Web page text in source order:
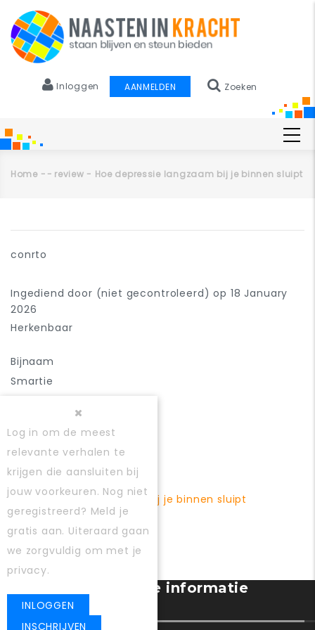
Overslaan
en
naar
Inloggen AANMELDEN Zoeken
Main
navigation
Kruimelpad
Home - - review - Hoe depressie langzaam bij je binnen sluipt
Primaire
tabs
conrto
Ingediend door (niet gecontroleerd) op 18 January
2026
Herkenbaar
Bijnaam
Smartie
Gebruiker
Anoniem
Verhaal artikel
Hoe depressie langzaam bij je binnen sluipt
Zichtbaar maken
Uit
Gebruiker registratie informatie
banner
Log in om de meest
relevante verhalen te
krijgen die aansluiten bij
jouw voorkeuren. Nog niet
geregistreerd? Meld je
gratis aan. Uiteraard gaan
we zorgvuldig om met je
privacy.
INLOGGEN
INSCHRIJVEN